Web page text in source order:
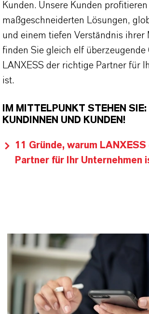
Kunden. Unsere Kunden profitieren
maßgeschneiderten Lösungen,
und einem tiefen Verständnis ihrer
finden Sie gleich elf überzeugende
LANXESS der richtige Partner für
ist.
IM MITTELPUNKT STEHEN SIE:
KUNDINNEN UND KUNDEN!
11 Gründe, warum
Partner für Ihr Unternehmen